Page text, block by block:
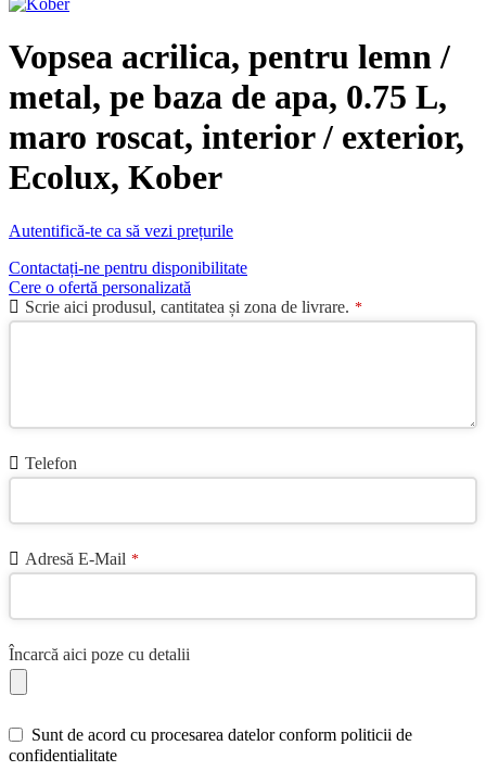
Vopsea acrilica, pentru lemn /
metal, pe baza de apa, 0.75 L,
maro roscat, interior / exterior,
Ecolux, Kober
Autentifică-te ca să vezi prețurile
Contactați-ne pentru disponibilitate
Cere o ofertă personalizată
Scrie aici produsul, cantitatea și zona de livrare. *
Telefon
Adresă E-Mail *
Încarcă aici poze cu detalii
Sunt de acord cu procesarea datelor conform politicii de
confidentialitate